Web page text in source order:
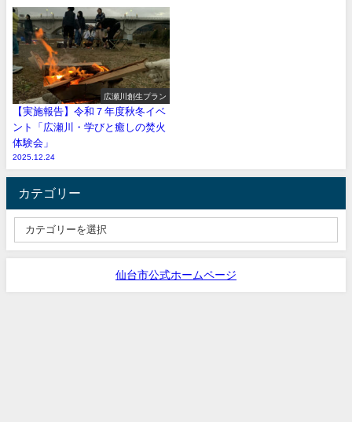
広瀬川創生プラン
【実施報告】令和７年度秋冬イベ
ント「広瀬川・学びと癒しの焚火
体験会」
2025.12.24
カテゴリー
仙台市公式ホームページ